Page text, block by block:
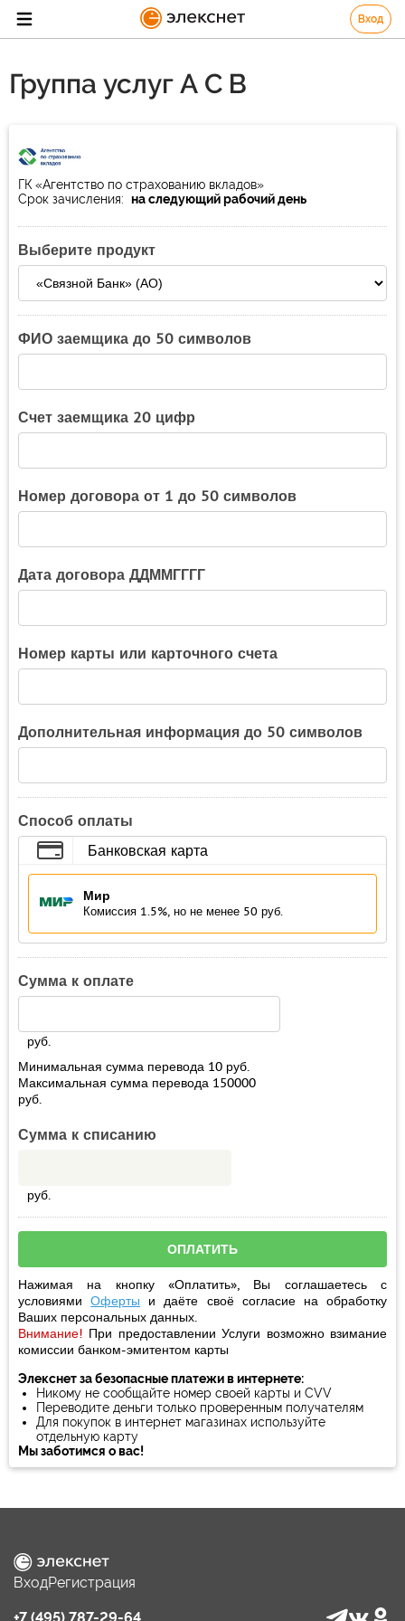
Вход
Группа услуг А С В
ГК «Агентство по страхованию вкладов»
Срок зачисления: на следующий рабочий день
Выберите продукт
ФИО заемщика до 50 символов
Счет заемщика 20 цифр
Номер договора от 1 до 50 символов
Дата договора ДДММГГГГ
Номер карты или карточного счета
Дополнительная информация до 50 символов
Способ оплаты
Банковская карта
Мир
Комиссия 1.5%, но не менее 50 руб.
Сумма к оплате
руб.
Минимальная сумма перевода 10 руб.
Максимальная сумма перевода 150000
руб.
Сумма к списанию
руб.
Нажимая на кнопку «Оплатить», Вы соглашаетесь с
условиямиОферты и даёте своё согласиена обработку
Ваших персональных данных.
Внимание! При предоставлении Услуги возможно взимание
комиссии банком-эмитентом карты
Элекснет за безопасные платежи в интернете:
Никому не сообщайте номер своей карты и CVV
Переводите деньги только проверенным получателям
Для покупок в интернет магазинах используйте
отдельную карту
Мы заботимся о вас!
ВходРегистрация